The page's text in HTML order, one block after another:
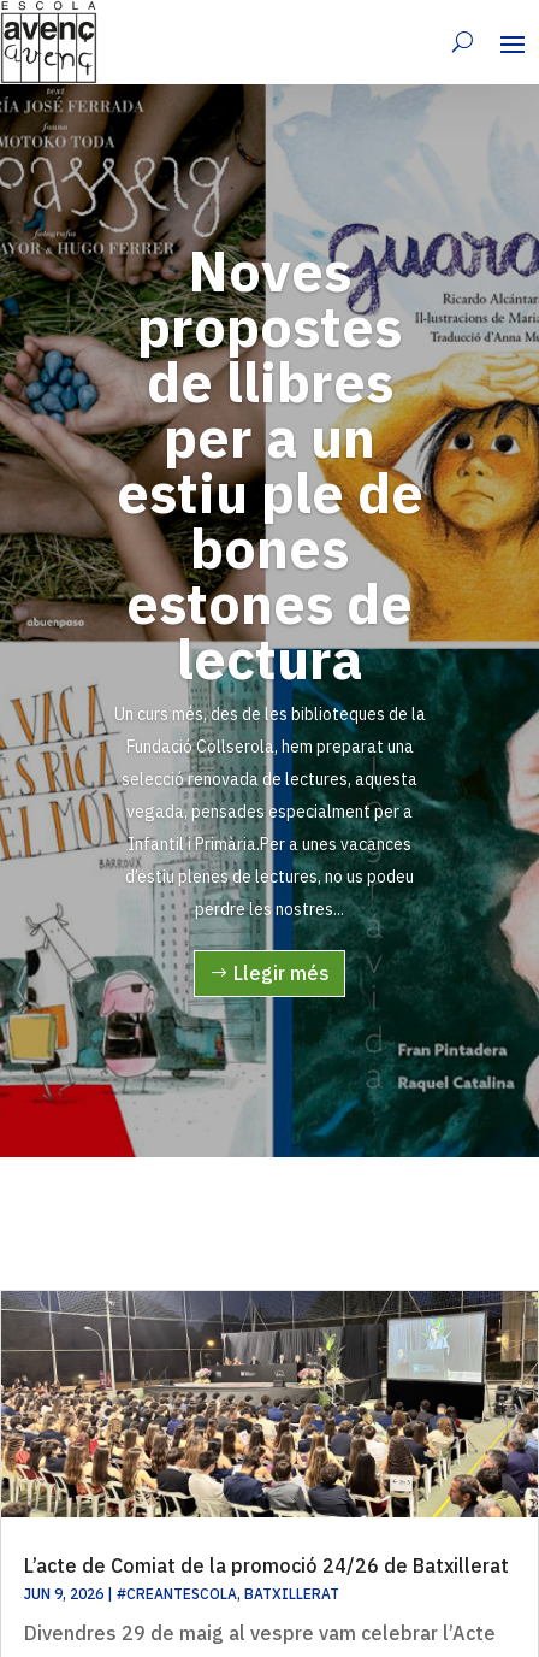
Noves
propostes
de llibres
per a un
estiu ple de
bones
estones de
lectura
Un curs més, des de les biblioteques de la
Fundació Collserola, hem preparat una
selecció renovada de lectures, aquesta
vegada, pensades especialment per a
Infantil i Primària.Per a unes vacances
d’estiu plenes de lectures, no us podeu
perdre les nostres...
Llegir més
L’acte de Comiat de la promoció 24/26 de Batxillerat
JUN 9, 2026 #CREANTESCOLA, BATXILLERAT
Divendres 29 de maig al vespre vam celebrar l’Acte